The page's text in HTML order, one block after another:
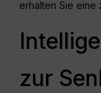
erhalten Sie eine
zur